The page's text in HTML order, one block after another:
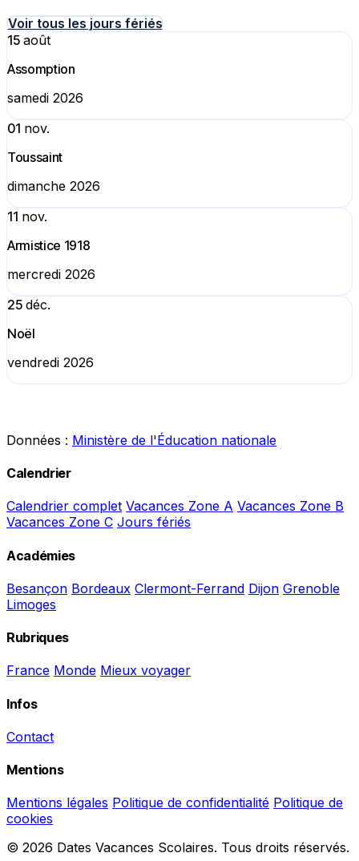
Voir tous les jours fériés
15 août
Assomption
samedi 2026
01 nov.
Toussaint
dimanche 2026
11 nov.
Armistice 1918
mercredi 2026
25 déc.
Noël
vendredi 2026
Données : Ministère de l'Éducation nationale
Calendrier
Calendrier complet Vacances Zone A Vacances Zone B
Vacances Zone C Jours fériés
Académies
Besançon Bordeaux Clermont-Ferrand Dijon Grenoble
Limoges
Rubriques
France Monde Mieux voyager
Infos
Contact
Mentions
Mentions légales Politique de confidentialité Politique de
cookies
© 2026 Dates Vacances Scolaires. Tous droits réservés.